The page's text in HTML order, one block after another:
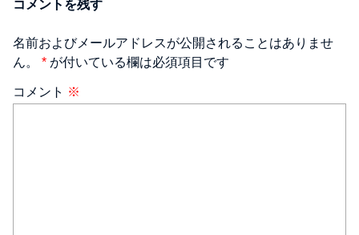
コメントを残す
名前およびメールアドレスが公開されることはありませ
ん。 * が付いている欄は必須項目です
コメント ※